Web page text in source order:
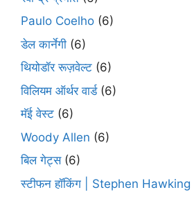
Paulo Coelho (6)
डेल कार्नेगी (6)
थियोडॉर रूज़वेल्ट (6)
विलियम ऑर्थर वार्ड(6)
मॅई वेस्ट (6)
Woody Allen (6)
बिल गेट्स(6)
स्टीफन हॉकिंग | Stephen Hawking